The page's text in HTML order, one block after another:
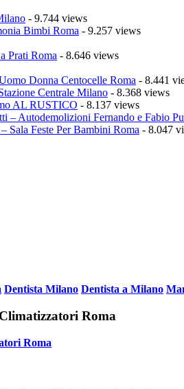
- 9.744 views
Bimbi Roma - 9.257 views
Prati Roma - 8.646 views
Donna Centocelle Roma - 8.441
Centrale Milano - 8.368 views
AL RUSTICO - 8.137 views
– Autodemolizioni Fernando e Fabio
Feste Per Bambini Roma - 8.047
Dentista Milano Dentista a Milano
Roma
Roma